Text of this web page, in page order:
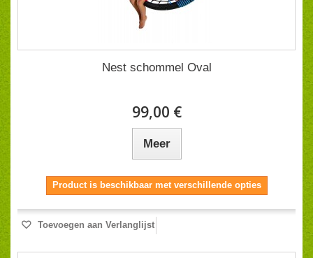
Nest schommel Oval
99,00 €
Meer
Product is beschikbaar met verschillende opties
Toevoegen aan Verlanglijst